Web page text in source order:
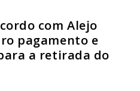
com Alejo
pagamento e
a retirada do